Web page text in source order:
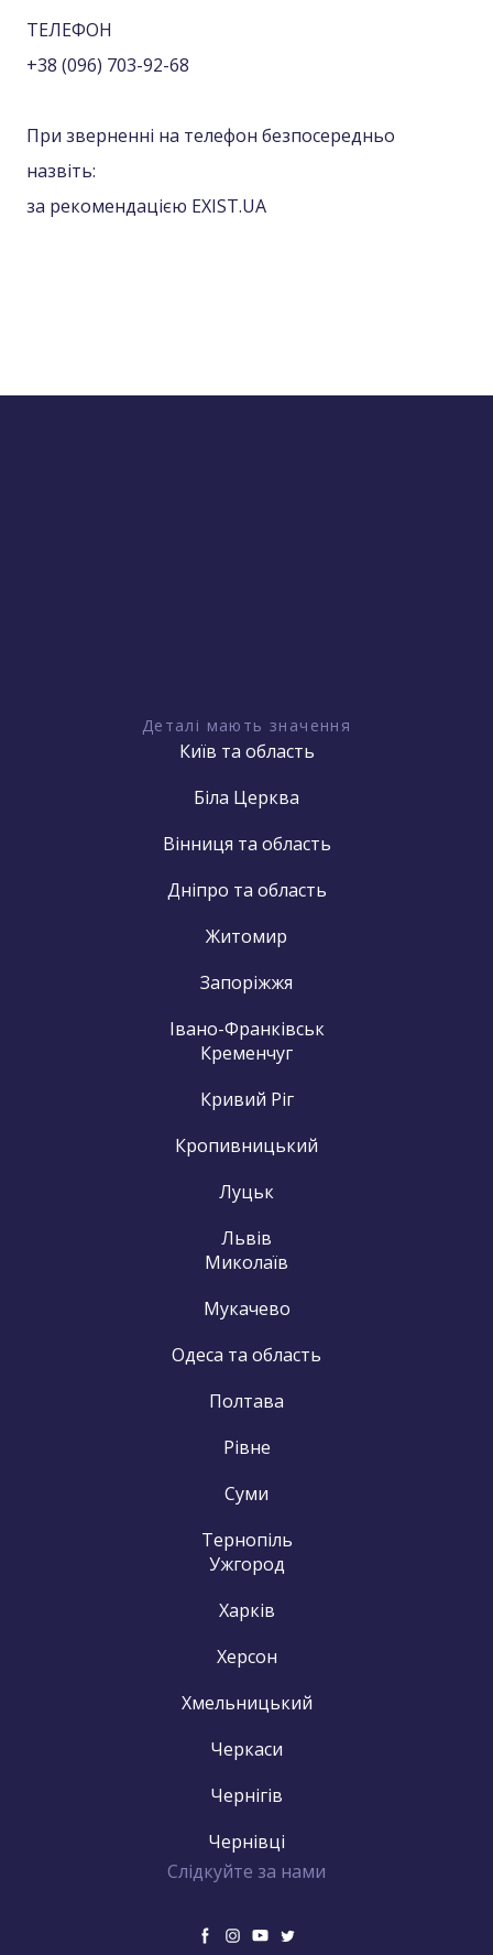
ТЕЛЕФОН
+38 (096) 703-92-68
При зверненні на телефон безпосередньо
назвіть:
за рекомендацією EXIST.UA
Деталі мають значення
Київ та область
Біла Церква
Вінниця та область
Дніпро та область
Житомир
Запоріжжя
Івано-Франківськ
Кременчуг
Кривий Ріг
Кропивницький
Луцьк
Львів
Миколаїв
Мукачево
Одеса та область
Полтава
Рівне
Суми
Тернопіль
Ужгород
Харків
Херсон
Хмельницький
Черкаси
Чернігів
Чернівці
Слідкуйте за нами